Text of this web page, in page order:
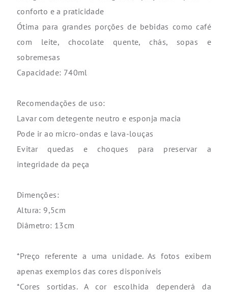
conforto e a praticidade
Ótima para grandes porções de bebidas como café
com leite, chocolate quente, chás, sopas e
sobremesas
Capacidade: 740ml
Recomendações de uso:
Lavar com detegente neutro e esponja macia
Pode ir ao micro-ondas e lava-louças
Evitar quedas e choques para preservar a
integridade da peça
Dimenções:
Altura: 9,5cm
Diâmetro: 13cm
*Preço referente a uma unidade. As fotos exibem
apenas exemplos das cores disponíveis
*Cores sortidas. A cor escolhida dependerá da